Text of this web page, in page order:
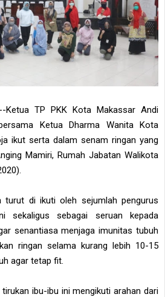
Ketua TP PKK Kota Makassar Andi
Ketua Dharma Wanita Kota
ikut serta dalam senam ringan yang
Mamiri, Rumah Jabatan Walikota
turut di ikuti oleh sejumlah pengurus
sekaligus sebagai seruan kepada
senantiasa menjaga imunitas tubuh
ringan selama kurang lebih 10-15
agar tetap fit.
ibu-ibu ini mengikuti arahan dari